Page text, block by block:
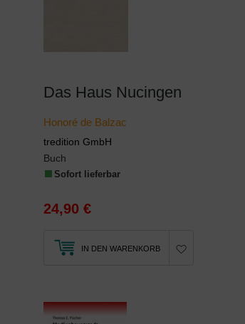
Das Haus Nucingen
Honoré de Balzac
tredition GmbH
Buch
Sofort lieferbar
24,90 €
IN DEN WARENKORB